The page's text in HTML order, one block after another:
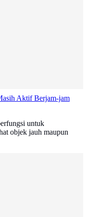
Aktif Berjam-jam
untuk
objek jauh maupun